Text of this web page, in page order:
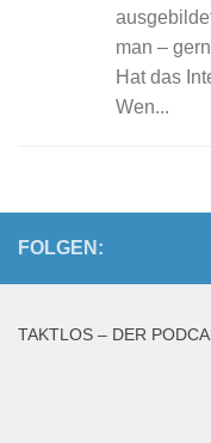
man –
Hat das
Wen...
FOLGEN:
TAKTLOS – DER